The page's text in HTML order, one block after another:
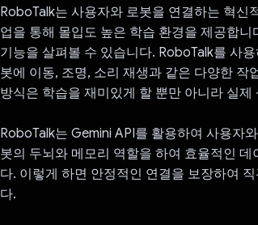
RoboTalk는 사용자와 로봇을 연결하는 혁신
업을 통해 몰입도 높은 학습 환경을 제공합
기능을 살펴볼 수 있습니다. RoboTalk를 사
봇에 이동, 조명, 소리 재생과 같은 다양한
방식은 학습을 재미있게 할 뿐만 아니라 실
RoboTalk는 Gemini API를 활용하여 사용자
봇의 두뇌와 메모리 역할을 하여 효율적인
다. 이렇게 하면 안정적인 연결을 보장하여
다.